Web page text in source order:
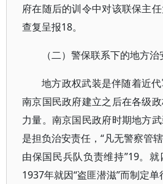
府在随后的训令中对该联保主
查复呈报18。
（二）警保联系下的地方治
地方政权武装是伴随着近
南京国民政府建立之后在各级
力量。南京国民政府时期地方
是担负治安责任，“凡无警察管
由保国民兵队负责维持”19。
1937年就因“盗匪潜滋”而制定